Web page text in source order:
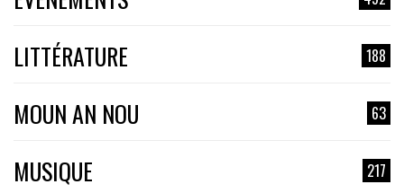
LITTÉRATURE 188
MOUN AN NOU 63
MUSIQUE 217